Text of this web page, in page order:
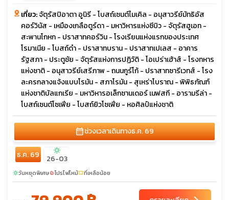
เที่ยว:จัตุรัสปิอาตา อูนิรี - โบสถ์เซนต์ไมเคิล - อนุสาวรีย์มัทธิอัส
คอร์วินัส - เหมืองเกลือตูร์ดา - มหาวิหารแห่งซีบิว - จัตุรัสฮูเอท -
สะพานโกหก - ปราสาทคอร์วิน - โรงเรียนแห่งแรกของประเทศ
โรมาเนีย - โบสถ์ดำ - ปราสาทบราน - ปราสาทเปเลส - อาคาร
รัฐสภา - ประตูชัย - จัตุรัสแห่งการปฏิวัติ - โอเปร่าเฮ้าส์ - โรงทหาร
แห่งชาติ - อนุสาวรีย์เสรีภาพ - ถนนกูร์โก้ - ปราสาทซารีเวทส์ - โรง
ละครกลางแจ้งแบบโรมัน - สภาโรมัน - สุเหร่าโบราณ - พิพิธภัณฑ์
แห่งชาติบัลแกเรีย - มหาวิหารอเล็กซานเดอร์ เนฟสกี - อารามรีล่า -
โบสถ์เซนต์โซเฟีย - โบสถ์ยิวโซเฟีย - หอศิลป์แห่งชาติ
calendar_monthช่วงเวลาเดินทางธ.ค. 69
ธ.ค. 69 sunny
26-03
sunnyวันหยุดพิเศษlocal_fire_departmentโปรไฟไหม้confirmation_numberที่เหลือน้อย